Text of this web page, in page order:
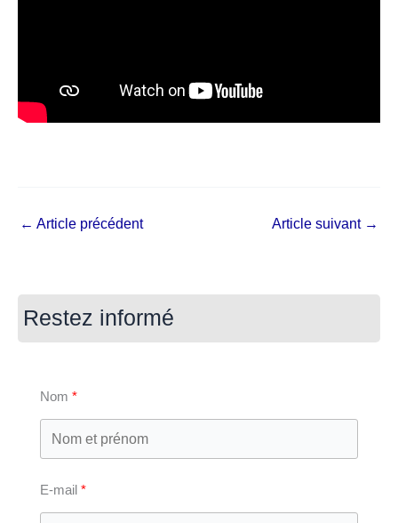
← Article précédent Article suivant →
Restez informé
Nom
E-mail